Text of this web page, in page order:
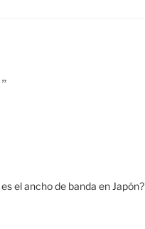
el ancho de banda en Japón?